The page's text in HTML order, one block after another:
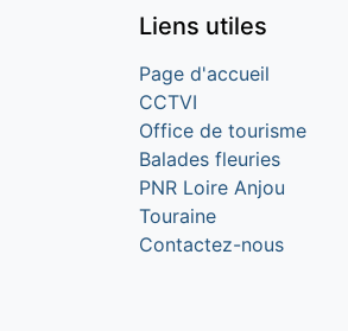
Liens utiles
Page d'accueil
CCTVI
Office de tourisme
Balades fleuries
PNR Loire Anjou
Touraine
Contactez-nous